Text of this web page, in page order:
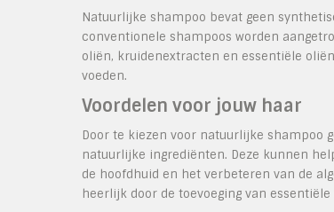
Natuurlijke shampoo bevat geen
conventionele shampoos worden
oliën, kruidenextracten en essentiële
voeden.
Voordelen voor jouw haar
Door te kiezen voor natuurlijke shampoo
natuurlijke ingrediënten. Deze kunnen
de hoofdhuid en het verbeteren van de
heerlijk door de toevoeging van essentiële